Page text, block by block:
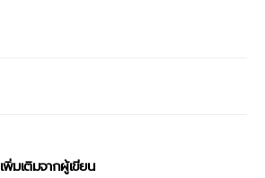
เพิ่มเติมจากผู้เขียน